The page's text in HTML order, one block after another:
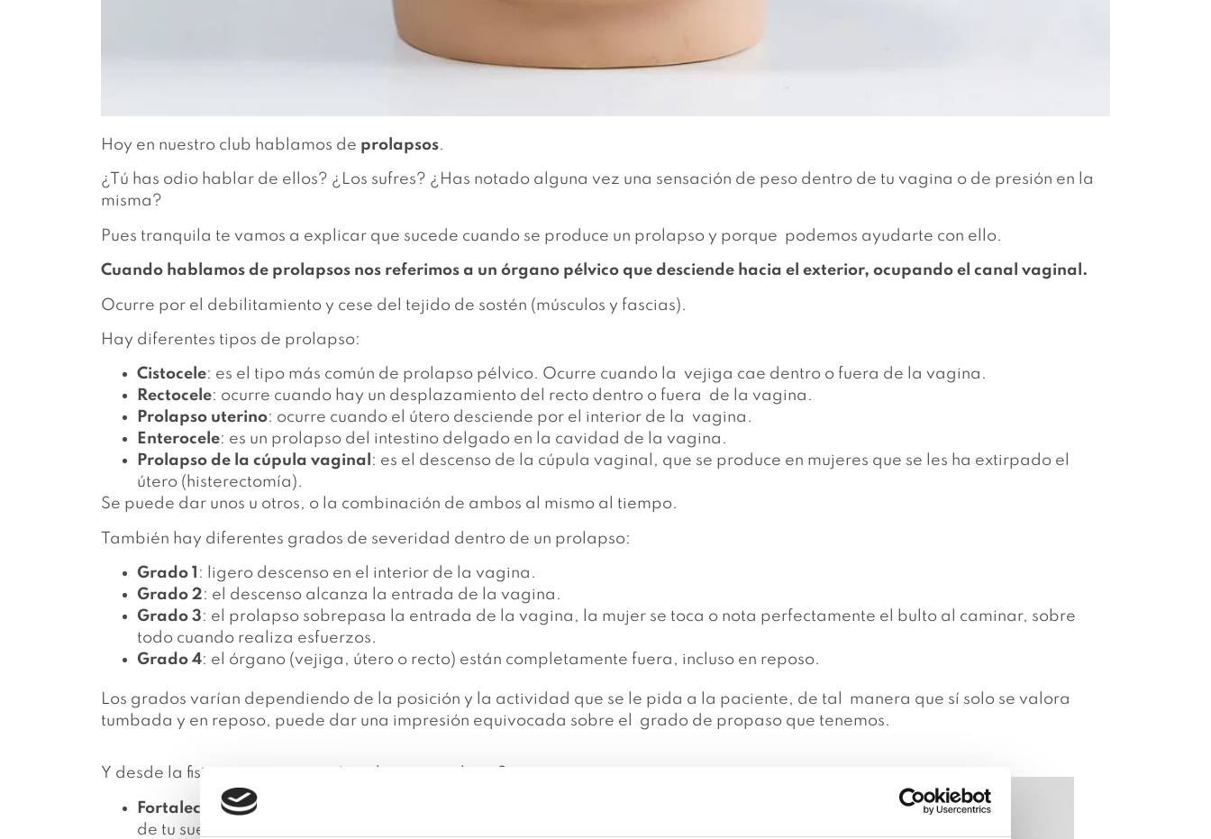
Hoy en nuestro club hablamos de prolapsos.
¿Tú has odio hablar de ellos? ¿Los sufres? ¿Has notado alguna vez una sensación de peso dentro de tu vagina o de presión en la
misma?
Pues tranquila te vamos a explicar que sucede cuando se produce un prolapso y porque podemos ayudarte con ello.
Cuando hablamos de prolapsos nos referimos a un órgano pélvico que desciende hacia el exterior, ocupando el canal vaginal.
Ocurre por el debilitamiento y cese del tejido de sostén (músculos y fascias).
Hay diferentes tipos de prolapso:
Cistocele: es el tipo más común de prolapso pélvico. Ocurre cuando la vejiga cae dentro o fuera de la vagina.
Rectocele: ocurre cuando hay un desplazamiento del recto dentro o fuera de la vagina.
Prolapso uterino: ocurre cuando el útero desciende por el interior de la vagina.
Enterocele: es un prolapso del intestino delgado en la cavidad de la vagina.
Prolapso de la cúpula vaginal : es el descenso de la cúpula vaginal, que se produce en mujeres que se les ha extirpado el
útero (histerectomía).
Se puede dar unos u otros, o la combinación de ambos al mismo al tiempo.
También hay diferentes grados de severidad dentro de un prolapso:
Grado 1 : ligero descenso en el interior de la vagina.
Grado 2: el descenso alcanza la entrada de la vagina.
Grado 3: el prolapso sobrepasa la entrada de la vagina, la mujer se toca o nota perfectamente el bulto al caminar, sobre
todo cuando realiza esfuerzos.
Grado 4: el órgano (vejiga, útero o recto) están completamente fuera, incluso en reposo.
Los grados varían dependiendo de la posición y la actividad que se le pida a la paciente, de tal manera que sí solo se valora
tumbada y en reposo, puede dar una impresión equivocada sobre el grado de propaso que tenemos.
Y desde la fisioterapia, ¿en qué podemos ayudarte?
Fortalecer tu suelo pélvico
de tu suelo pélvico sean los óptimos para poder sujetar todas